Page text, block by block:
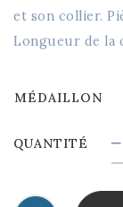
et son collier.
Longueur de la
MÉDAILLON
QUANTITÉ